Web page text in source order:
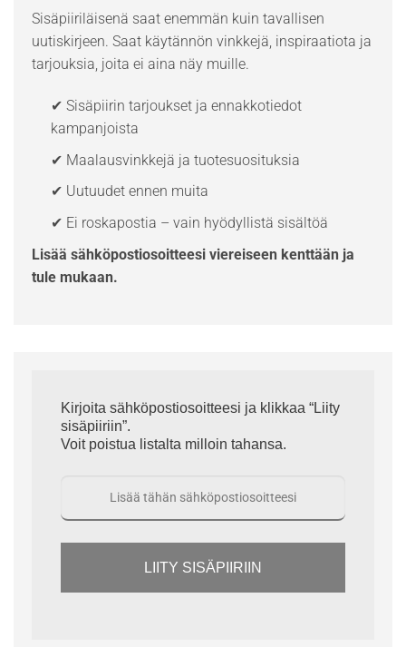
Sisäpiiriläisenä saat enemmän kuin tavallisen
uutiskirjeen. Saat käytännön vinkkejä, inspiraatiota ja
tarjouksia, joita ei aina näy muille.
✔ Sisäpiirin tarjoukset ja ennakkotiedot
kampanjoista
✔ Maalausvinkkejä ja tuotesuosituksia
✔ Uutuudet ennen muita
✔ Ei roskapostia – vain hyödyllistä sisältöä
Lisää sähköpostiosoitteesi viereiseen kenttään ja
tule mukaan.
Kirjoita sähköpostiosoitteesi ja klikkaa “Liity
sisäpiiriin”.
Voit poistua listalta milloin tahansa.
LIITY SISÄPIIRIIN